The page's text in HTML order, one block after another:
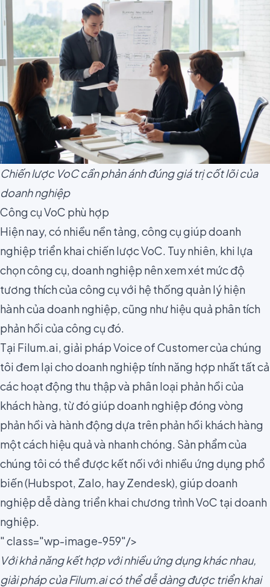
Chiến lược VoC cần phản ánh đúng giá trị cốt lõi của
doanh nghiệp
Công cụ VoC phù hợp
Hiện nay, có nhiều nền tảng, công cụ giúp doanh
nghiệp triển khai chiến lược VoC. Tuy nhiên, khi lựa
chọn công cụ, doanh nghiệp nên xem xét mức độ
tương thích của công cụ với hệ thống quản lý hiện
hành của doanh nghiệp, cũng như hiệu quả phân tích
phản hồi của công cụ đó.
Tại Filum.ai, giải pháp Voice of Customer của chúng
tôi đem lại cho doanh nghiệp tính năng hợp nhất tất cả
các hoạt động thu thập và phân loại phản hồi của
khách hàng, từ đó giúp doanh nghiệp đóngvòng
phản hồivà hành động dựa trên phản hồi khách hàng
một cách hiệu quả và nhanh chóng. Sản phẩm của
chúng tôi có thể được kết nối với nhiều ứng dụng phổ
biến (Hubspot, Zalo, hay Zendesk), giúp doanh
nghiệp dễ dàng triển khai chương trình VoC tại doanh
nghiệp.
" class="wp-image-959"/>
Với khả năng kết hợp với nhiều ứng dụng khác nhau,
giải pháp của Filum.ai có thể dễ dàng được triển khai